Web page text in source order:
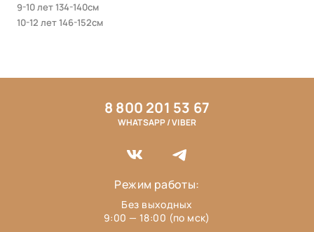
9-10 лет 134-140см
10-12 лет 146-152см
8 800 201 53 67
WHATSAPP / VIBER
Режим работы:
Без выходных
9:00 — 18:00 (по мск)